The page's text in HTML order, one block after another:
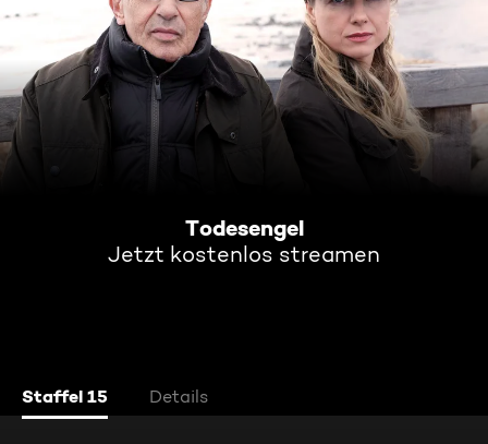
Todesengel
Jetzt kostenlos streamen
Staffel 15 Details